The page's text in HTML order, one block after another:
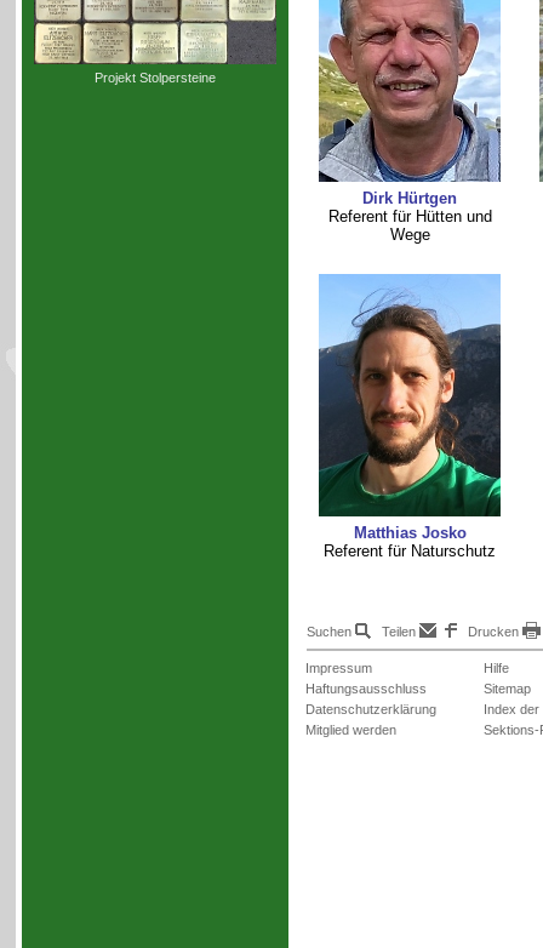
Projekt Stolpersteine
Dirk Hürtgen
Referent für Hütten und
Wege
Matthias Josko
Referent für Naturschutz
Suchen Teilen Drucken
Impressum
Haftungsausschluss
Datenschutzerklärung
Mitglied werden
Hilfe
Sitemap
Index der
Sektions-